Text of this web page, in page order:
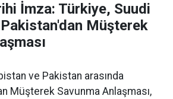
İmza: Türkiye, Suudi
Müşterek
ve Pakistan arasında
Müşterek Savunma Anlaşması,